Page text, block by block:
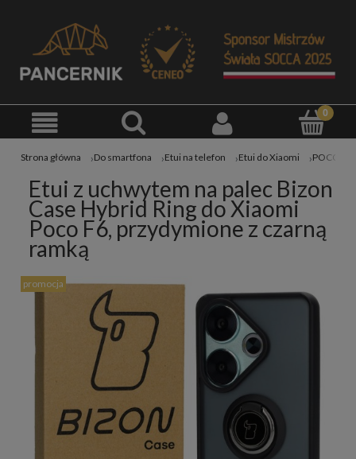
Strona główna Do smartfona Etui na telefon Etui do Xiaomi POCO
Etui z uchwytem na palec Bizon
Case Hybrid Ring do Xiaomi
Poco F6, przydymione z czarną
ramką
promocja